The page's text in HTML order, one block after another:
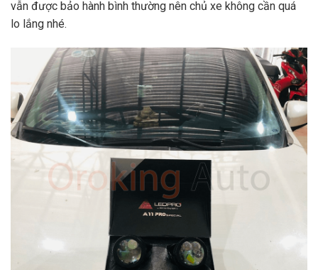
vẫn được bảo hành bình thường nên chủ xe không cần quá
lo lắng nhé.